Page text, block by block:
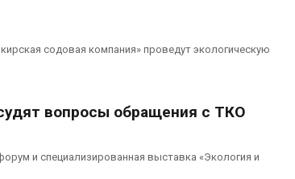
содовая компания» проведут экологическую
вопросы обращения с ТКО
и специализированная выставка «Экология и